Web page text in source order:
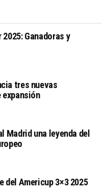
Ganadoras y
tres nuevas
Madrid una leyenda del
del Americup 3×3 2025